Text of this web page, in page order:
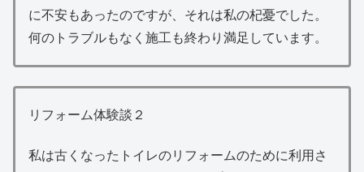
に不安もあったのですが、それは私の杞憂でした。
何のトラブルもなく施工も終わり満足しています。
リフォーム体験談２
私は古くなったトイレのリフォームのために利用さ